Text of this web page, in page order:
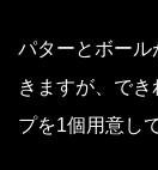
パターとボー
きますが、で
プを1個用意し